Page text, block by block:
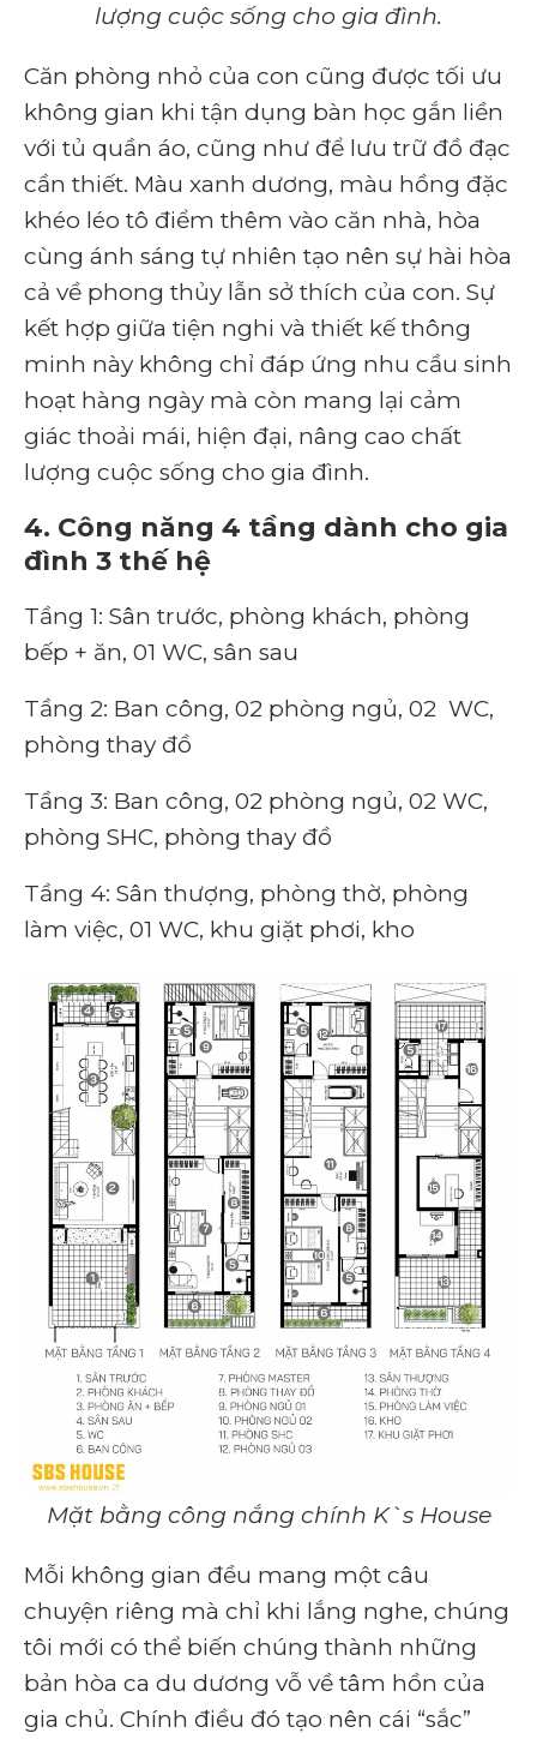
lượng cuộc sống cho gia đình.
Căn phòng nhỏ của con cũng được tối ưu
không gian khi tận dụng bàn học gắn liền
với tủ quần áo, cũng như để lưu trữ đồ đạc
cần thiết. Màu xanh dương, màu hồng đặc
khéo léo tô điểm thêm vào căn nhà, hòa
cùng ánh sáng tự nhiên tạo nên sự hài hòa
cả về phong thủy lẫn sở thích của con. Sự
kết hợp giữa tiện nghi và thiết kế thông
minh này không chỉ đáp ứng nhu cầu sinh
hoạt hàng ngày mà còn mang lại cảm
giác thoải mái, hiện đại, nâng cao chất
lượng cuộc sống cho gia đình.
4. Công năng 4 tầng dành cho gia
đình 3 thế hệ
Tầng 1: Sân trước, phòng khách, phòng
bếp + ăn, 01 WC, sân sau
Tầng 2: Ban công, 02 phòng ngủ, 02 WC,
phòng thay đồ
Tầng 3: Ban công, 02 phòng ngủ, 02 WC,
phòng SHC, phòng thay đồ
Tầng 4: Sân thượng, phòng thờ, phòng
làm việc, 01 WC, khu giặt phơi, kho
Mặt bằng công nắng chính K`s House
Mỗi không gian đều mang một câu
chuyện riêng mà chỉ khi lắng nghe, chúng
tôi mới có thể biến chúng thành những
bản hòa ca du dương vỗ về tâm hồn của
gia chủ. Chính điều đó tạo nên cái “sắc”